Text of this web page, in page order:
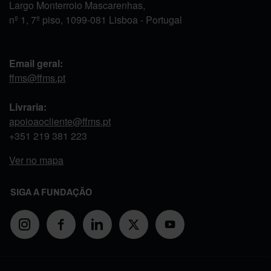
Largo Monterroio Mascarenhas,
nº 1, 7º piso, 1099-081 Lisboa - Portugal
Email geral:
ffms@ffms.pt
Livraria:
apoioaocliente@ffms.pt
+351 219 381 223
Ver no mapa
SIGA A FUNDAÇÃO